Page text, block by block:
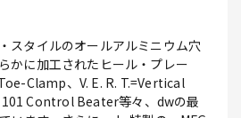
スタイルのオールアルミニウム穴
かに加工されたヒール・プレー
Clamp、V. E. R. T.=Vertical
Control Beater等々、dwの最